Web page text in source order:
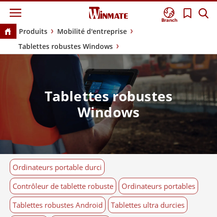
Branch
Produits
Mobilité d'entreprise
Tablettes robustes Windows
Tablettes robustes
Windows
Ordinateurs portable durci
Contrôleur de tablette robuste
Ordinateurs portables
Tablettes robustes Android
Tablettes ultra durcies